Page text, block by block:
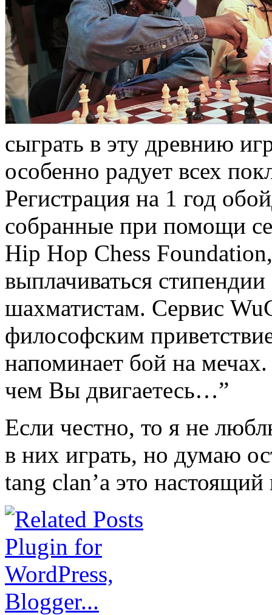
сыграть в эту древнию
особенно радует всех
Регистрация на 1 год
собранные при помощи
Hip Hop Chess
выплачиваться
шахматистам. Сервис
философским
напоминает бой на
чем Вы двигаетесь…”
Если честно, то я не
в них играть, но думаю
tang clan’a это